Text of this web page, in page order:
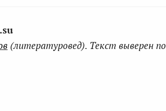
(литературовед). Текст выверен по